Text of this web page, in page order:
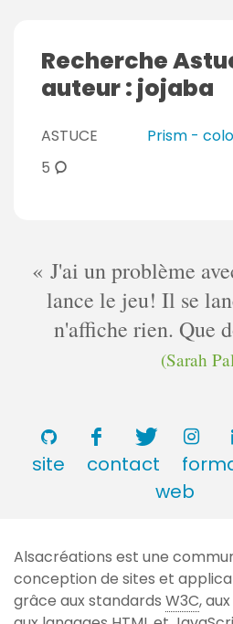
Recherche
auteur : jojaba
ASTUCE Prism -
5 c
n
t
a
J'ai un problème
lance le jeu! Il se
n'affiche rien. Que
(Sarah
site
contact
web
Alsacréations est une
conception de sites et
grâce aux standards W3C,